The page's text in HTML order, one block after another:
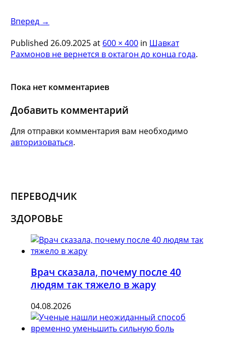
Вперед →
Published 26.09.2025at 600 × 400in Шавкат
Рахмонов не вернется в октагон до конца года.
Пока нет комментариев
Добавить комментарий
Для отправки комментария вам необходимо
авторизоваться.
ПЕРЕВОДЧИК
ЗДОРОВЬЕ
Врач сказала, почему после 40
людям так тяжело в жару
04.08.2026